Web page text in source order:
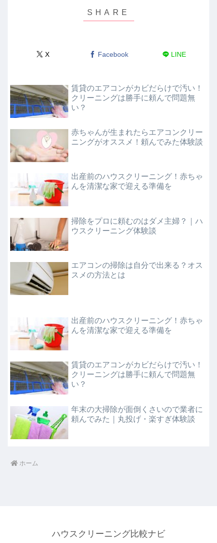
X Facebook LINE
賃貸のエアコンがカビだらけで汚い！
クリーニングは勝手に頼んで問題無
い？
赤ちゃんが生まれたらエアコンクリー
ニングがオススメ！頼んでみた体験談
出産前のハウスクリーニング！赤ちゃ
んを清潔な家で迎える準備を
掃除をプロに頼むのはダメ主婦？｜ハ
ウスクリーニング体験談
エアコンの掃除は自分で出来る？オス
スメの方法とは
出産前のハウスクリーニング！赤ちゃ
んを清潔な家で迎える準備を
賃貸のエアコンがカビだらけで汚い！
クリーニングは勝手に頼んで問題無
い？
年末の大掃除が面倒くさいので業者に
頼んでみた｜丸投げ・楽すぎ体験談
ホーム
ハウスクリーニング比較ナビ